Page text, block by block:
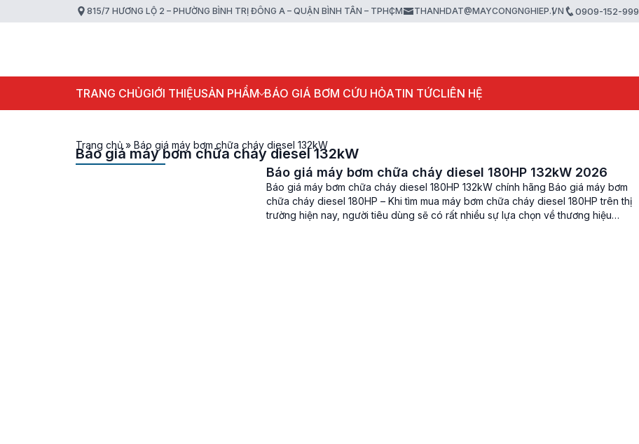
815/7 HƯƠNG LỘ 2 – PHƯỜNG BÌNH TRỊ ĐÔNG A – QUẬN BÌNH TÂN – TPHCM THANHDAT@MAYCONGNGHIEP.VN 0909-152-999
TRANG CHỦGIỚI THIỆUSẢN PHẨM BÁO GIÁ BƠM CỨU HỎATIN TỨCLIÊN HỆ
Trang chủ » Báo giá máy bơm chữa cháy diesel 132kW
Báo giá máy bơm chữa cháy diesel 132kW
Báo giá máy bơm chữa cháy diesel 180HP 132kW 2026
Báo giá máy bơm chữa cháy diesel 180HP 132kW chính hãng Báo giá máy bơm
chữa cháy diesel 180HP – Khi tìm mua máy bơm chữa cháy diesel 180HP trên thị
trường hiện nay, người tiêu dùng sẽ có rất nhiều sự lựa chọn về thương hiệu